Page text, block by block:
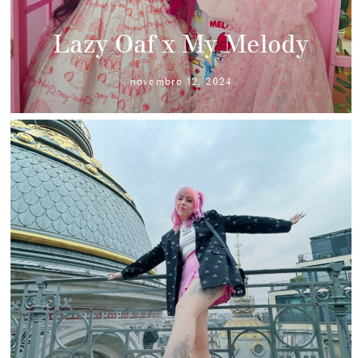
Lazy Oaf x My Melody
novembre 12, 2024